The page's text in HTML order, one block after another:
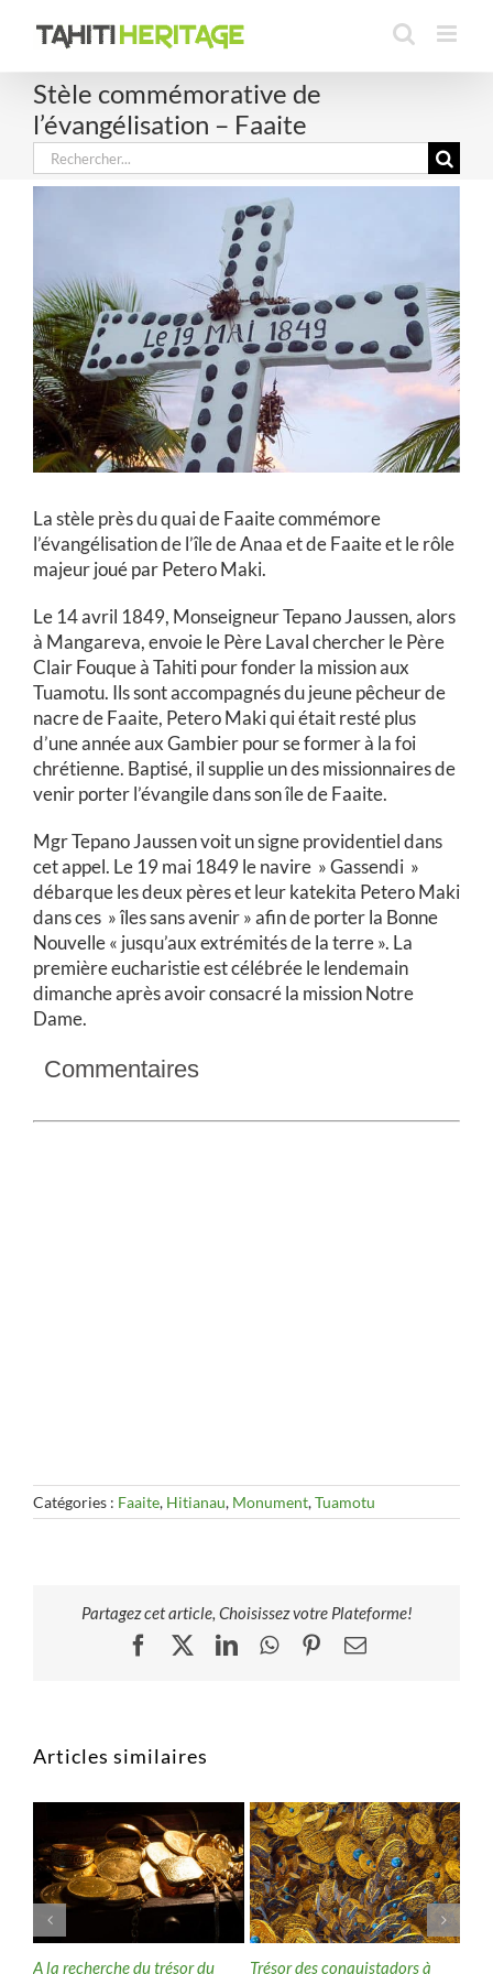
Stèle commémorative de
l’évangélisation – Faaite
Rechercher:
La stèle près du quai de Faaite commémore
l’évangélisation de l’île de Anaa et de Faaite et le rôle
majeur joué par Petero Maki.
Le 14 avril 1849, Monseigneur Tepano Jaussen, alors
à Mangareva, envoie le Père Laval chercher le Père
Clair Fouque à Tahiti pour fonder la mission aux
Tuamotu. Ils sont accompagnés du jeune pêcheur de
nacre de Faaite, Petero Maki qui était resté plus
d’une année aux Gambier pour se former à la foi
chrétienne. Baptisé, il supplie un des missionnaires de
venir porter l’évangile dans son île de Faaite.
Mgr Tepano Jaussen voit un signe providentiel dans
cet appel. Le 19 mai 1849 le navire » Gassendi »
débarque les deux pères et leur katekita Petero Maki
dans ces » îles sans avenir » afin de porter la Bonne
Nouvelle « jusqu’aux extrémités de la terre ». La
première eucharistie est célébrée le lendemain
dimanche après avoir consacré la mission Notre
Dame.
Commentaires
Catégories : Faaite, Hitianau, Monument,Tuamotu
Partagez cet article, Choisissez votre Plateforme!
FacebookLinkedInWhatsApp
Pinterest
Email
Articles similaires
A la recherche du trésor du Trésor des conquistadors à